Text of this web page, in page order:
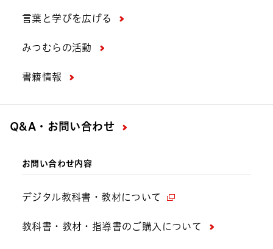
言葉と学びを広げる
みつむらの活動
書籍情報
Q&A・お問い合わせ
お問い合わせ内容
デジタル教科書・教材について
教科書・教材・指導書のご購入について